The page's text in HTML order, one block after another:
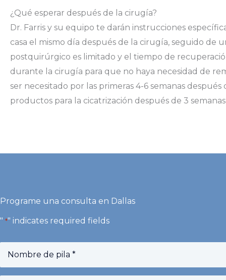
¿Qué esperar después de la cirugía?
Dr. Farris y su equipo te darán instrucciones
casa el mismo día después de la cirugía, seguido de
postquirúrgico es limitado y el tiempo de
durante la cirugía para que no haya necesidad de
ser necesitado por las primeras 4-6 semanas
productos para la cicatrización después de 3
Programe una consulta en Dallas
" *" indicates required fields